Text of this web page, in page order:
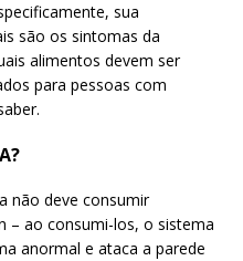
sua
são os sintomas da
alimentos devem ser
para pessoas com
não deve consumir
– ao consumi-los, o sistema
anormal e ataca a parede